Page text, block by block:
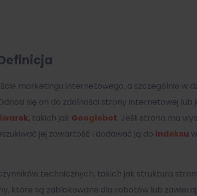
marketingu internetowego, a szczególnie w
się on do zdolności strony internetowej
, takich jak Googlebot. Jeśli strona ma
jej zawartość i dodawać ją do indeksu
technicznych, takich jak struktura
które są zablokowane dla robotów lub